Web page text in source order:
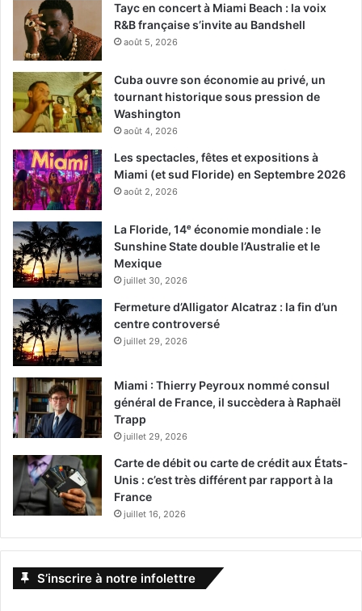
Tayc en concert à Miami Beach : la voix
R&B française s’invite au Bandshell
août 5, 2026
Cuba ouvre son économie au privé, un
tournant historique sous pression de
Washington
août 4, 2026
Les spectacles, fêtes et expositions à
Miami (et sud Floride) en Septembre 2026
août 2, 2026
La Floride, 14ᵉ économie mondiale : le
Sunshine State double l’Australie et le
Mexique
juillet 30, 2026
Fermeture d’Alligator Alcatraz : la fin d’un
centre controversé
juillet 29, 2026
Miami : Thierry Peyroux nommé consul
général de France, il succèdera à Raphaël
Trapp
juillet 29, 2026
Carte de débit ou carte de crédit aux États-
Unis : c’est très différent par rapport à la
France
juillet 16, 2026
S’inscrire à notre infolettre